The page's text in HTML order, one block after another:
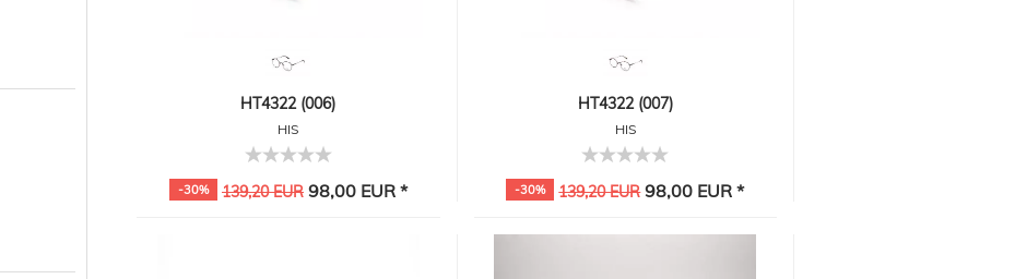
HT4322 (006)
HIS
-30% 139,20 EUR98,00 EUR *
HT4322 (007)
HIS
-30% 139,20 EUR98,00 EUR *